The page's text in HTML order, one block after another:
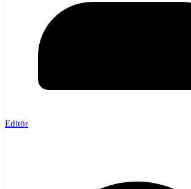
Editör